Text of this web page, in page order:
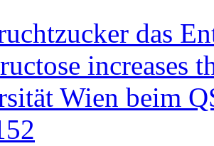
das
increases
Wien beim